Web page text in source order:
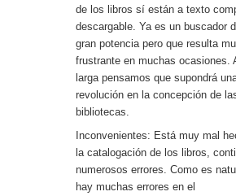
de los libros sí están a texto
descargable. Ya es un buscador
gran potencia pero que resulta
frustrante en muchas ocasiones.
larga pensamos que supondrá
revolución en la concepción de
bibliotecas.
Inconvenientes: Está muy mal
la catalogación de los libros,
numerosos errores. Como es
hay muchas errores en el